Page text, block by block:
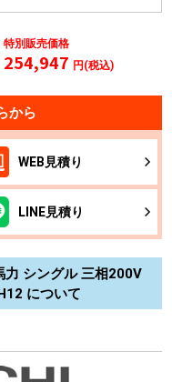
特別販売価格
254,947 円(税込)
から
WEB 見積り
LINE見積り
力 シングル 三相200V
について